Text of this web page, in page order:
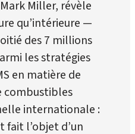
Miller, révèle
qu’intérieure —
des 7 millions
les stratégies
en matière de
combustibles
internationale :
l’objet d’un